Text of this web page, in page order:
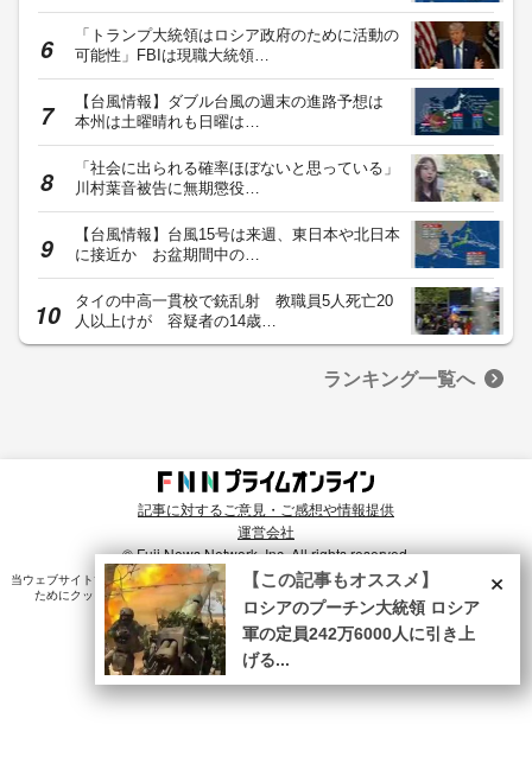
「トランプ大統領はロシア政府のために活動の
可能性」FBIは現職大統領…
【台風情報】ダブル台風の週末の進路予想は
本州は土曜晴れも日曜は…
「社会に出られる確率ほぼないと思っている」
川村葉音被告に無期懲役…
【台風情報】台風15号は来週、東日本や北日本
に接近か お盆期間中の…
タイの中高一貫校で銃乱射 教職員5人死亡20
人以上けが 容疑者の14歳…
ランキング一覧へ
記事に対するご意見・ご感想や情報提供
運営会社
© Fuji News Network, Inc. All rights reserved.
当ウェブサイトでは、ユーザのニーズ・興味・関⼼に合致したコンテンツや広告配信を提供する
ためにクッキーを使⽤しています。詳細は、
プライバシーポリシー をご確認ください。×
【この記事もオススメ】
ロシアのプーチン大統領 ロシア
軍の定員242万6000人に引き上
げる...